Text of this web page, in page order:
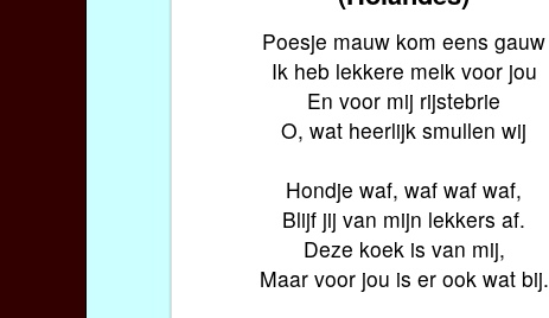
Poesje mauw kom eens gauw
Ik heb lekkere melk voor jou
En voor mij rijstebrie
O, wat heerlijk smullen wij
Hondje waf, waf waf waf,
Blijf jij van mijn lekkers af.
Deze koek is van mij,
Maar voor jou is er ook wat bij.